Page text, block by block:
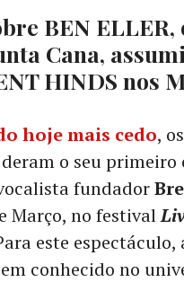
BEN
Cana,
HINDS nos
hoje mais cedo,
o seu primeiro
fundador
Março, no festival
este
conhecido no